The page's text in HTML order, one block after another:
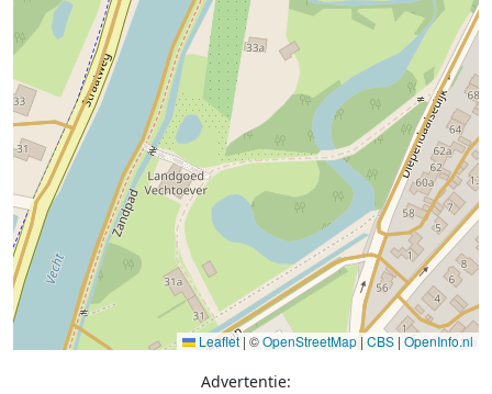
Leaflet | ©OpenStreetMap|CBS | OpenInfo.nl
Advertentie: